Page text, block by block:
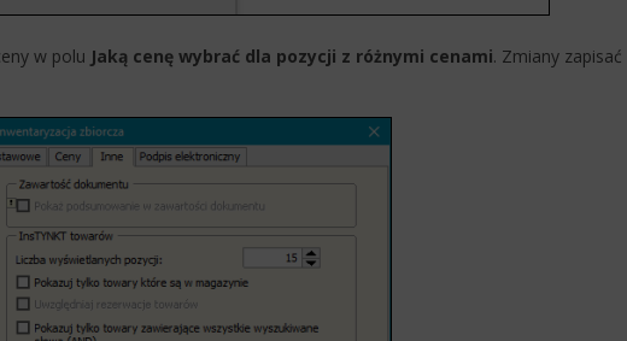
w polu Jaką cenę wybrać dla pozycji z różnymi cenami. Zmiany zapisać